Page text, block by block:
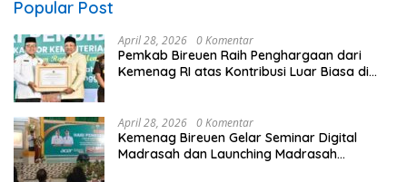
Popular Post
April 28, 2026 0 Komentar
Pemkab Bireuen Raih Penghargaan dari
Kemenag RI atas Kontribusi Luar Biasa di
April 28, 2026 0 Komentar
Kemenag Bireuen Gelar Seminar Digital
Madrasah dan Launching Madrasah